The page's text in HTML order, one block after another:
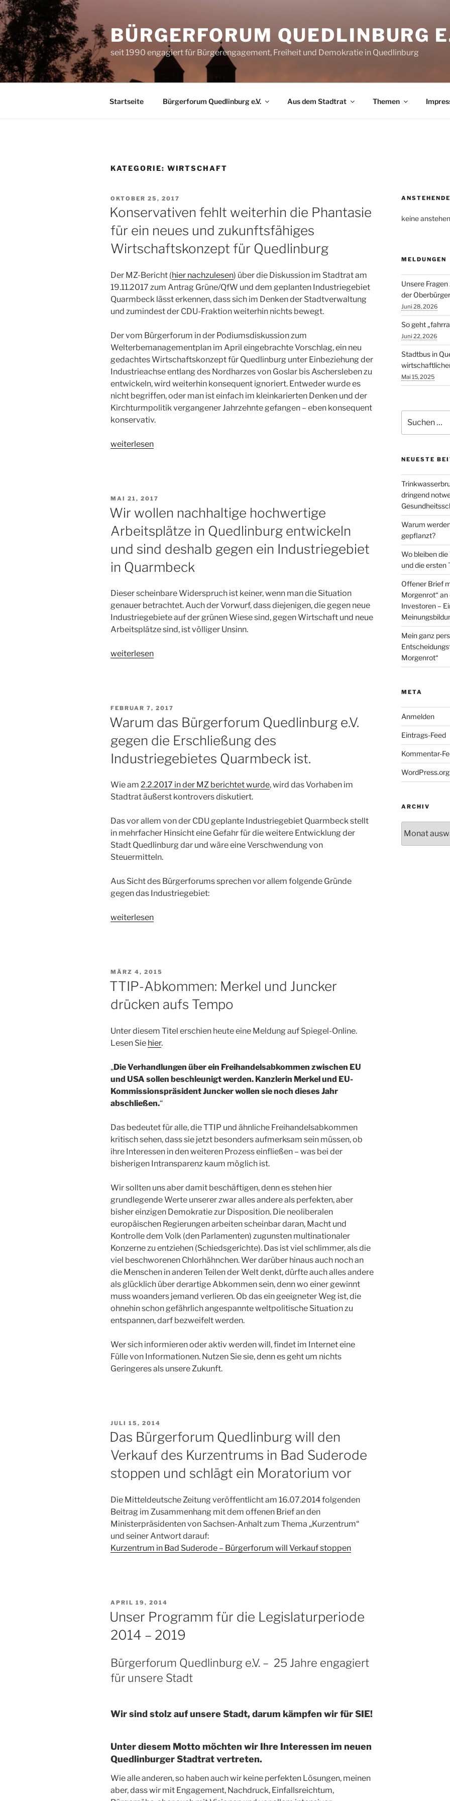
Zum
Inhalt
springen
BÜRGERFORUM QUEDLINBURG
seit 1990 engagiert für Bürgerengagement, Freiheit und Demokratie in Quedlinburg
Startseite Bürgerforum Quedlinburg e.V. Aus dem Stadtrat Themen
KATEGORIE: WIRTSCHAFT
VERÖFFENTLICHT
AM
OKTOBER 25, 2017
Konservativen fehlt weiterhin die Phantasie
für ein neues und zukunftsfähiges
Wirtschaftskonzept für Quedlinburg
Der MZ-Bericht (hier nachzulesen) über die Diskussion im Stadtrat am
19.11.2017 zum Antrag Grüne/QfW und dem geplanten Industriegebiet
Quarmbeck lässt erkennen, dass sich im Denken der Stadtverwaltung
und zumindest der CDU-Fraktion weiterhin nichts bewegt.
Der vom Bürgerforum in der Podiumsdiskussion zum
Welterbemanagementplan im April eingebrachte Vorschlag, ein neu
gedachtes Wirtschaftskonzept für Quedlinburg unter Einbeziehung der
Industrieachse entlang des Nordharzes von Goslar bis Aschersleben zu
entwickeln, wird weiterhin konsequent ignoriert. Entweder wurde es
nicht begriffen, oder man ist einfach im kleinkarierten Denken und der
Kirchturmpolitik vergangener Jahrzehnte gefangen – eben konsequent
konservativ.
„Konservativen
für
ein
neues
zukunftsfähiges
Wirtschaftskonzept
Quedlinburg“
weiterlesen
VERÖFFENTLICHT
MAI 21, 2017
Wir wollen nachhaltige hochwertige
Arbeitsplätze in Quedlinburg entwickeln
und sind deshalb gegen ein Industriegebiet
in Quarmbeck
Dieser scheinbare Widerspruch ist keiner, wenn man die Situation
genauer betrachtet. Auch der Vorwurf, dass diejenigen, die gegen neue
Industriegebiete auf der grünen Wiese sind, gegen Wirtschaft und neue
Arbeitsplätze sind, ist völliger Unsinn.
„Wir
in
Quedlinburg
entwickeln
und
sind
gegen
ein
in
Quarmbeck“
weiterlesen
VERÖFFENTLICHT
AM
FEBRUAR 7, 2017
Warum das Bürgerforum Quedlinburg e.V.
gegen die Erschließung des
Industriegebietes Quarmbeck ist.
Wie am 2.2.2017 in der MZ berichtet wurde, wird das Vorhaben im
Stadtrat äußerst kontrovers diskutiert.
Das vor allem von der CDU geplante Industriegebiet Quarmbeck stellt
in mehrfacher Hinsicht eine Gefahr für die weitere Entwicklung der
Stadt Quedlinburg dar und wäre eine Verschwendung von
Steuermitteln.
Aus Sicht des Bürgerforums sprechen vor allem folgende Gründe
gegen das Industriegebiet:
„Warum
die
Erschließung
Industriegebietes
Quarmbeck
weiterlesen
VERÖFFENTLICHT
AM
MÄRZ 4, 2015
TTIP-Abkommen: Merkel und Juncker
drücken aufs Tempo
Unter diesem Titel erschien heute eine Meldung auf Spiegel-Online.
Lesen Sie hier.
„Die Verhandlungen über ein Freihandelsabkommen zwischen EU
und USA sollen beschleunigt werden. Kanzlerin Merkel und EU-
Kommissionspräsident Juncker wollen sie noch dieses Jahr
abschließen.“
Das bedeutet für alle, die TTIP und ähnliche Freihandelsabkommen
kritisch sehen, dass sie jetzt besonders aufmerksam sein müssen, ob
ihre Interessen in den weiteren Prozess einfließen – was bei der
bisherigen Intransparenz kaum möglich ist.
Wir sollten uns aber damit beschäftigen, denn es stehen hier
grundlegende Werte unserer zwar alles andere als perfekten, aber
bisher einzigen Demokratie zur Disposition. Die neoliberalen
europäischen Regierungen arbeiten scheinbar daran, Macht und
Kontrolle dem Volk (den Parlamenten) zugunsten multinationaler
Konzerne zu entziehen (Schiedsgerichte). Das ist viel schlimmer, als die
viel beschworenen Chlorhähnchen. Wer darüber hinaus auch noch an
die Menschen in anderen Teilen der Welt denkt, dürfte auch alles andere
als glücklich über derartige Abkommen sein, denn wo einer gewinnt
muss woanders jemand verlieren. Ob das ein geeigneter Weg ist, die
ohnehin schon gefährlich angespannte weltpolitische Situation zu
entspannen, darf bezweifelt werden.
Wer sich informieren oder aktiv werden will, findet im Internet eine
Fülle von Informationen. Nutzen Sie sie, denn es geht um nichts
Geringeres als unsere Zukunft.
VERÖFFENTLICHT
AM
JULI 15, 2014
Das Bürgerforum Quedlinburg will den
Verkauf des Kurzentrums in Bad Suderode
stoppen und schlägt ein Moratorium vor
Die Mitteldeutsche Zeitung veröffentlicht am 16.07.2014 folgenden
Beitrag im Zusammenhang mit dem offenen Brief an den
Ministerpräsidenten von Sachsen-Anhalt zum Thema „Kurzentrum“
und seiner Antwort darauf:
Kurzentrum in Bad Suderode – Bürgerforum will Verkauf stoppen
VERÖFFENTLICHT
APRIL 19, 2014
Unser Programm für die Legislaturperiode
2014 – 2019
Bürgerforum Quedlinburg e.V. – 25 Jahre engagiert
für unsere Stadt
Wir sind stolz auf unsere Stadt, darum kämpfen wir für SIE!
Unter diesem Motto möchten wir Ihre Interessen im neuen
Quedlinburger Stadtrat vertreten.
Wie alle anderen, so haben auch wir keine perfekten Lösungen, meinen
aber, dass wir mit Engagement, Nachdruck, Einfallsreichtum,
keine
MELDUNGEN
Unsere
der
Juni 28, 2026
So geht
Juni 22, 2026
Stadtbus in
Mai 15, 2025
nach:
NEUESTE
dringend
Warum
gepflanzt?
Wo bleiben
und die ersten
Offener Brief
Morgenrot“
Investoren –
Mein ganz
Morgenrot“
META
Anmelden
Eintrags-Feed
Kommentar-
WordPress.org
ARCHIV